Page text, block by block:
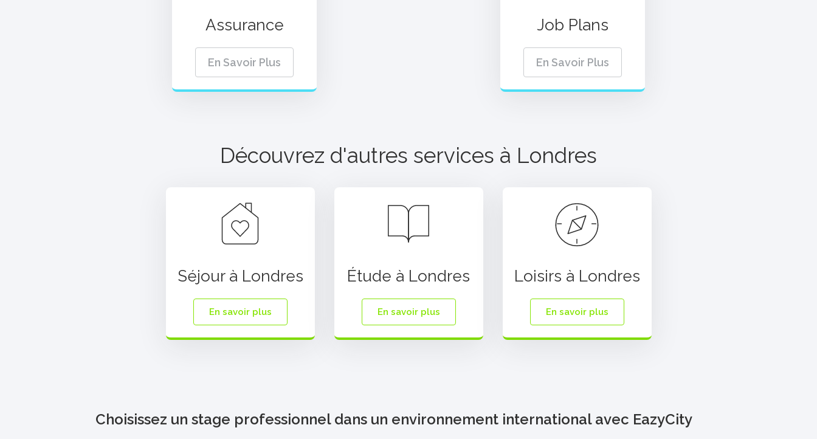
Assurance
En Savoir Plus
Job Plans
En Savoir Plus
Découvrez d'autres services à Londres
Séjour à Londres
En savoir plus
Étude à Londres
En savoir plus
Loisirs à Londres
En savoir plus
Choisissez un stage professionnel dans un environnement international avec EazyCity